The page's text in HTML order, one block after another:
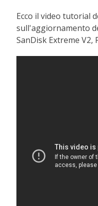
Ecco il video tutorial
sull'aggiornamento
SanDisk Extreme V2,